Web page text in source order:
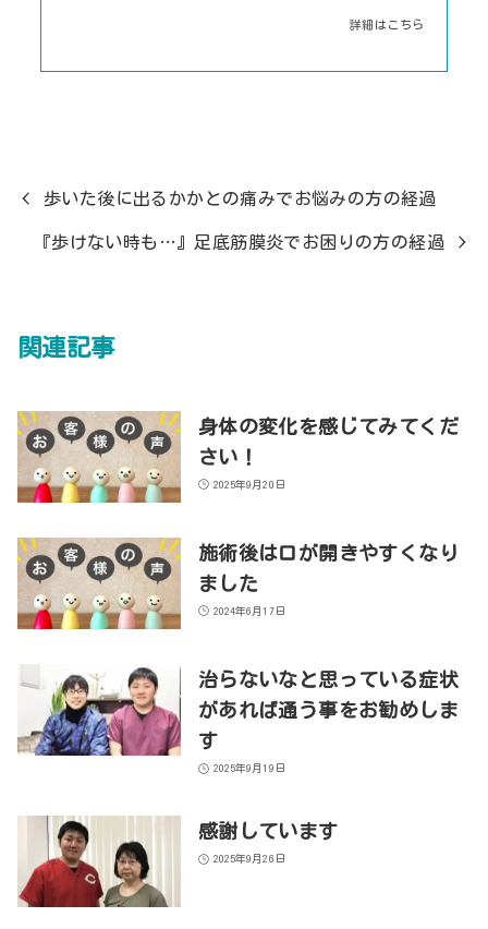
詳細はこちら
歩いた後に出るかかとの痛みでお悩みの方の経過
『歩けない時も…』足底筋膜炎でお困りの方の経過
関連記事
身体の変化を感じてみてくだ
さい！
2025年9月20日
施術後は口が開きやすくなり
ました
2024年6月17日
治らないなと思っている症状
があれば通う事をお勧めしま
す
2025年9月19日
感謝しています
2025年9月26日